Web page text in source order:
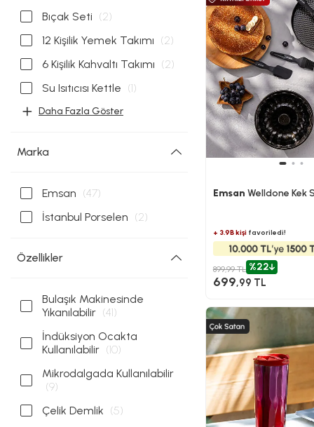
Bıçak Seti (2)
12 Kişilik Yemek Takımı (2)
6 Kişilik Kahvaltı Takımı (2)
Su Isıtıcısı Kettle (1)
Daha Fazla Göster
Marka
Emsan (47)
İstanbul Porselen (2)
Özellikler
Bulaşık Makinesinde
Yıkanılabilir (41)
İndüksiyon Ocakta
Kullanılabilir (10)
Mikrodalgada Kullanılabilir
(9)
Çelik Demlik (5)
Emsan Welldone Kek
+ 3.9B kişifavoriledi!
899,99 TL %22
699,99 TL